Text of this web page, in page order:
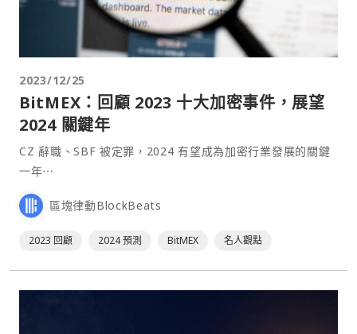
2023/12/25
BitMEX：回顧 2023 十大加密事件，展望
2024 關鍵年
CZ 辭職、SBF 被定罪，2024 有望成為加密行業發展的關鍵
一年⋯
區塊律動BlockBeats
2023 回顧 2024 預測 BitMEX 名人觀點